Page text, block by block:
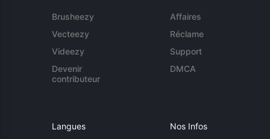
Brusheezy
Vecteezy
Videezy
Devenir
contributeur
Affaires
Réclame
Support
DMCA
Langues Nos Infos